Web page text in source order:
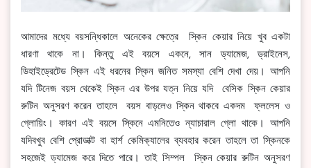
আমাদের মধ্যে বয়সন্ধিকালে অনেকের ক্ষেত্রে স্কিন কেয়ার নিয়ে খুব একটা
ধারণা থাকে না। কিন্তু এই বয়সে একনে, সান ড্যামেজ, ড্রাইনেস,
ডিহাইড্রেটেড স্কিন এই ধরনের স্কিন জনিত সমস্যা বেশি দেখা দেয়। আপনি
যদি টিনেজ বয়স থেকেই স্কিন এর উপর যত্ন নিয়ে যদি বেসিক স্কিন কেয়ার
রুটিন অনুসরণ করেন তাহলে বয়স বাড়লেও স্কিন থাকবে একদম ফ্ললেস ও
গ্লোয়িং। কারণ এই বয়সে স্কিনে এমনিতেও ন্যাচারাল গ্লো থাকে। আপনি
যদিবখুব বেশি প্রোডাক্ট বা হার্শ কেমিক্যালের ব্যবহার করেন তাহলে তা স্কিনকে
সহজেই ড্যামেজ করে দিতে পারে। তাই সিম্পল স্কিন কেয়ার রুটিন অনুসরণ